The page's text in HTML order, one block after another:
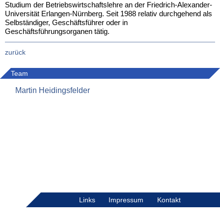
Studium der Betriebswirtschaftslehre an der Friedrich-Alexander-
Universität Erlangen-Nürnberg. Seit 1988 relativ durchgehend als
Selbständiger, Geschäftsführer oder in
Geschäftsführungsorganen tätig.
zurück
Team
Martin Heidingsfelder
Kontakt
Impressum
Links